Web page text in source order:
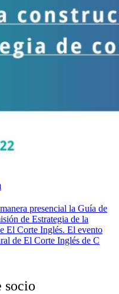
presencial la Guía de
de Estrategia de la
El Corte Inglés. El evento
de El Corte Inglés de C
socio